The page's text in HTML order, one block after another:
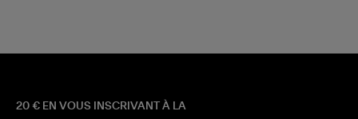
20 € EN VOUS INSCRIVANT À LA